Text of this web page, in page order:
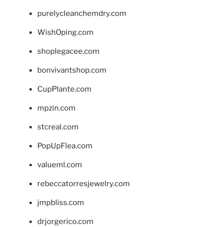
purelycleanchemdry.com
WishOping.com
shoplegacee.com
bonvivantshop.com
CupPlante.com
mpzin.com
stcreal.com
PopUpFlea.com
valueml.com
rebeccatorresjewelry.com
jmpbliss.com
drjorgerico.com